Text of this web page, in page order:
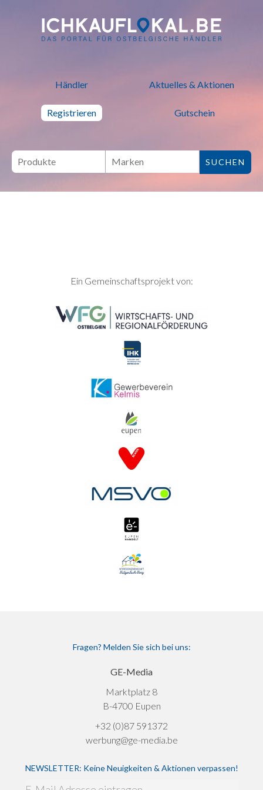
ich kauf lokal - Bei lokalen
Händler Aktuelles & Aktionen
Registrieren Gutschein
SEITENFUSSEin Gemeinschaftsprojekt von:
Fragen? Melden Sie sich bei uns:
GE-Media
Marktplatz 8
B-4700 Eupen
+32 (0)87 591372
werbung@ge-media.be
NEWSLETTER: Keine Neuigkeiten & Aktionen verpassen!